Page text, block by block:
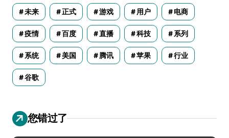
未来 正式 游戏 用户 电商
疫情 百度 直播 科技 系列
系统 美国 腾讯 苹果 行业
谷歌
您错过了